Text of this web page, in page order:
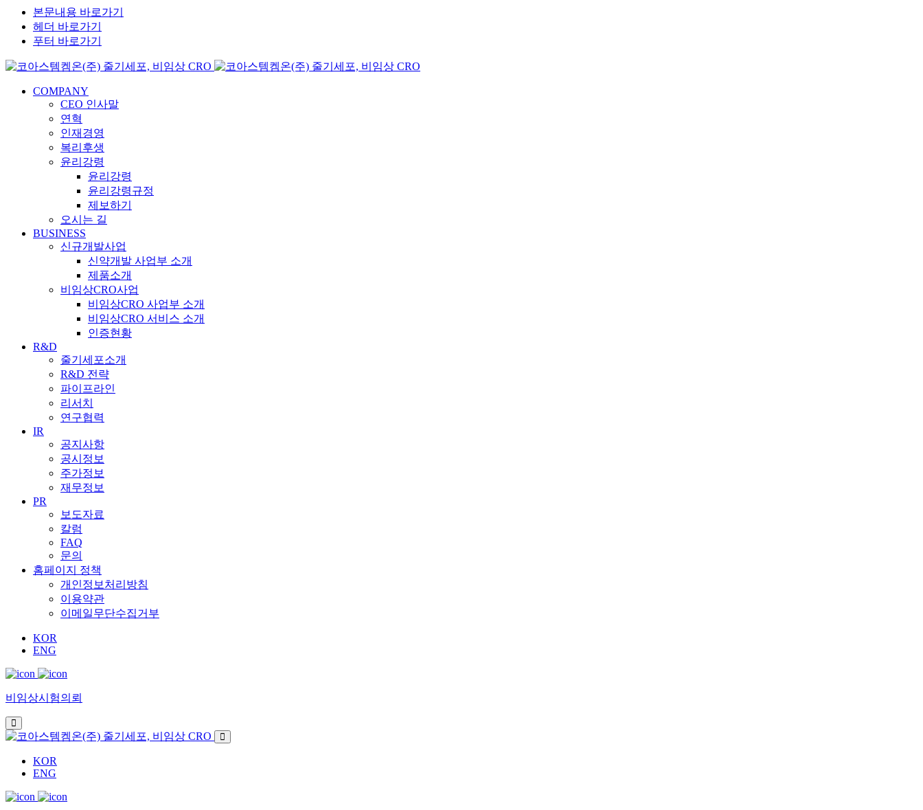
본문내용 바로가기
헤더 바로가기
푸터 바로가기
COMPANY
CEO 인사말
연혁
인재경영
복리후생
윤리강령
윤리강령
윤리강령규정
제보하기
오시는 길
BUSINESS
신규개발사업
신약개발 사업부 소개
제품소개
비임상CRO사업
비임상CRO 사업부 소개
비임상CRO 서비스 소개
인증현황
R&D
줄기세포소개
R&D 전략
파이프라인
리서치
연구협력
IR
공지사항
공시정보
주가정보
재무정보
PR
보도자료
칼럼
FAQ
문의
홈페이지 정책
개인정보처리방침
이용약관
이메일무단수집거부
KOR
ENG
비임상시험의뢰
KOR
ENG